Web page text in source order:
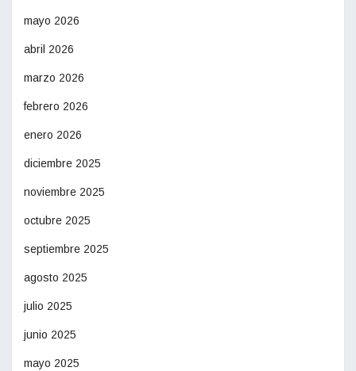
mayo 2026
abril 2026
marzo 2026
febrero 2026
enero 2026
diciembre 2025
noviembre 2025
octubre 2025
septiembre 2025
agosto 2025
julio 2025
junio 2025
mayo 2025